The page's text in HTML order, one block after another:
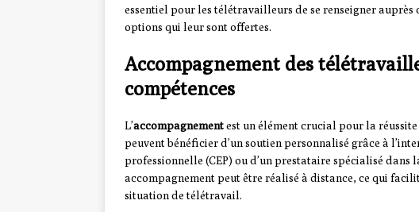
essentiel pour les télétravailleurs de se renseigner
options qui leur sont offertes.
Accompagnement des
compétences
L’accompagnementest un élément crucial pour la
peuvent bénéficier d’un soutien personnalisé grâce à
professionnelle (CEP) ou d’un prestataire spécialisé dans
accompagnement peut être réalisé à distance, ce qui
situation de télétravail.